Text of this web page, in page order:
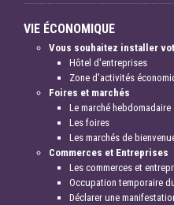
VIE ÉCONOMIQUE
Vous souhaitez installer
Hôtel d'entreprises
Zone d'activités
Foires et marchés
Le marché hebdomadaire
Les foires
Les marchés de
Commerces et Entreprises
Les commerces et
Occupation temporaire
Déclarer une